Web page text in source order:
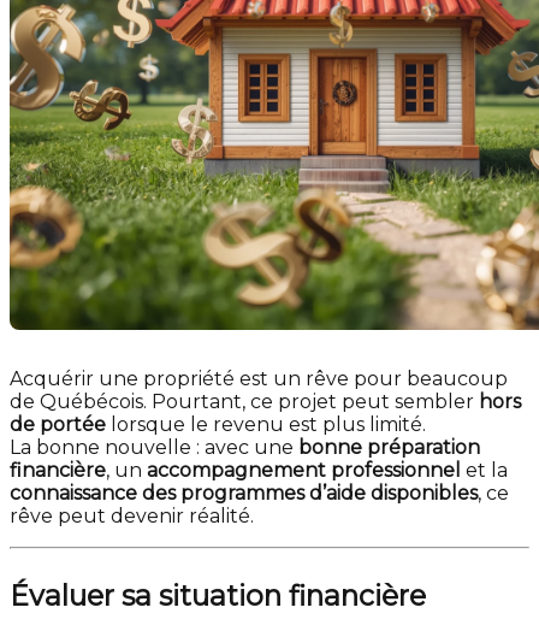
Acquérir une propriété est un rêve pour beaucoup
de Québécois. Pourtant, ce projet peut sembler hors
de portée lorsque le revenu est plus limité.
La bonne nouvelle : avec une bonne préparation
financière, un accompagnement professionnel et la
connaissance des programmes d’aide disponibles, ce
rêve peut devenir réalité.
Évaluer sa situation financière